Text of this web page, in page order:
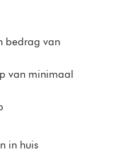
bedrag van
van minimaal
in huis